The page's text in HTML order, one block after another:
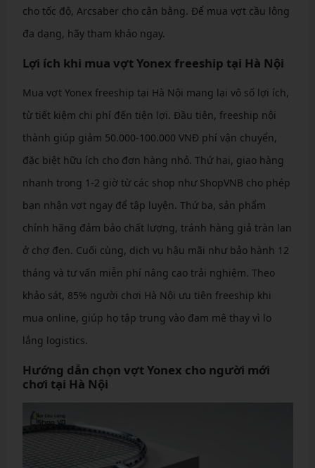
cho tốc độ, Arcsaber cho cân bằng. Để mua vợt cầu lông
đa dạng, hãy tham khảo ngay.
Lợi ích khi mua vợt Yonex freeship tại Hà Nội
Mua vợt Yonex freeship tại Hà Nội mang lại vô số lợi ích,
từ tiết kiệm chi phí đến tiện lợi. Đầu tiên, freeship nội
thành giúp giảm 50.000-100.000 VNĐ phí vận chuyển,
đặc biệt hữu ích cho đơn hàng nhỏ. Thứ hai, giao hàng
nhanh trong 1-2 giờ từ các shop như ShopVNB cho phép
bạn nhận vợt ngay để tập luyện. Thứ ba, sản phẩm
chính hãng đảm bảo chất lượng, tránh hàng giả tràn lan
ở chợ đen. Cuối cùng, dịch vụ hậu mãi như bảo hành 12
tháng và tư vấn miễn phí nâng cao trải nghiệm. Theo
khảo sát, 85% người chơi Hà Nội ưu tiên freeship khi
mua online, giúp họ tập trung vào đam mê thay vì lo
lắng logistics.
Hướng dẫn chọn vợt Yonex cho người mới
chơi tại Hà Nội